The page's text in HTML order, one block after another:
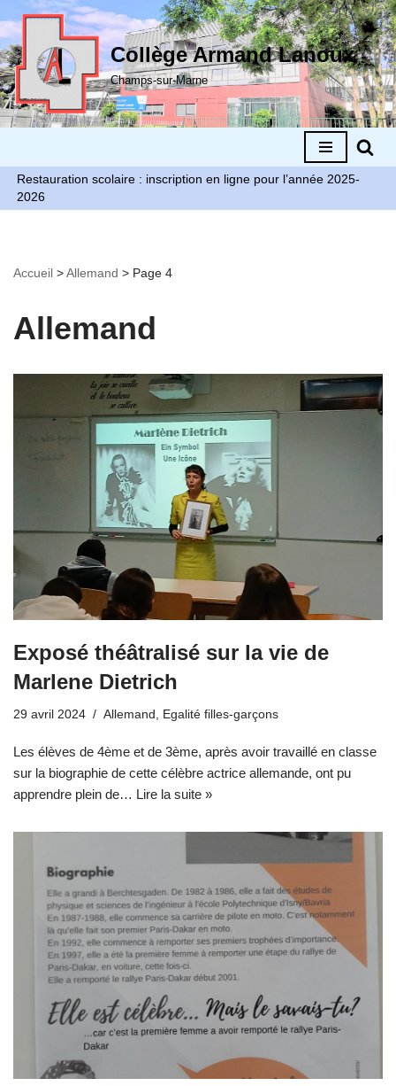
Aller
au
contenu
Collège Armand Lanoux
Champs-sur-Marne
Restauration scolaire : inscription en ligne pour l’année 2025-
2026
Accueil >Allemand > Page 4
Allemand
Exposé théâtralisé sur la vie de
Marlene Dietrich
29 avril 2024 Allemand , Egalité filles-garçons
​Les élèves de 4ème et de 3ème, après avoir travaillé en classe
sur la biographie de cette célèbre actrice allemande, ont pu
apprendre plein de… Lire la suite »